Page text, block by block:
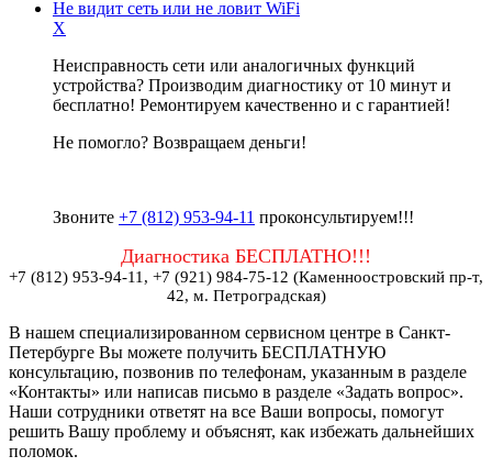
Не видит сеть или не ловит WiFi
X
Неисправность сети или аналогичных функций
устройства? Производим диагностику от 10 минут и
бесплатно! Ремонтируем качественно и с гарантией!
Не помогло? Возвращаем деньги!
Звоните +7 (812) 953-94-11 проконсультируем!!!
Диагностика БЕСПЛАТНО!!!
+7 (812) 953-94-11, +7 (921) 984-75-12 (Каменноостровский пр-т,
42, м. Петроградская)
В нашем специализированном сервисном центре в Санкт-
Петербурге Вы можете получить БЕСПЛАТНУЮ
консультацию, позвонив по телефонам, указанным в разделе
«Контакты» или написав письмо в разделе «Задать вопрос».
Наши сотрудники ответят на все Ваши вопросы, помогут
решить Вашу проблему и объяснят, как избежать дальнейших
поломок.